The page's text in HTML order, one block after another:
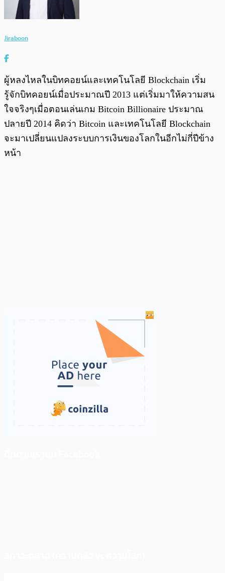
Jiraboon
ผู้หลงไหลในบิทคอยน์และเทคโนโลยี Blockchain เริ่ม
รู้จักบิทคอยน์เมื่อประมาณปี 2013 แต่เริ่มมาให้ความสน
ใจจริงๆเมื่อตอนเล่นเกม Bitcoin Billionaire ประมาณ
ปลายปี 2014 คิดว่า Bitcoin และเทคโนโลยี Blockchain
จะมาเปลี่ยนแปลงระบบการเงินของโลกในอีกไม่กี่ปีข้าง
หน้า